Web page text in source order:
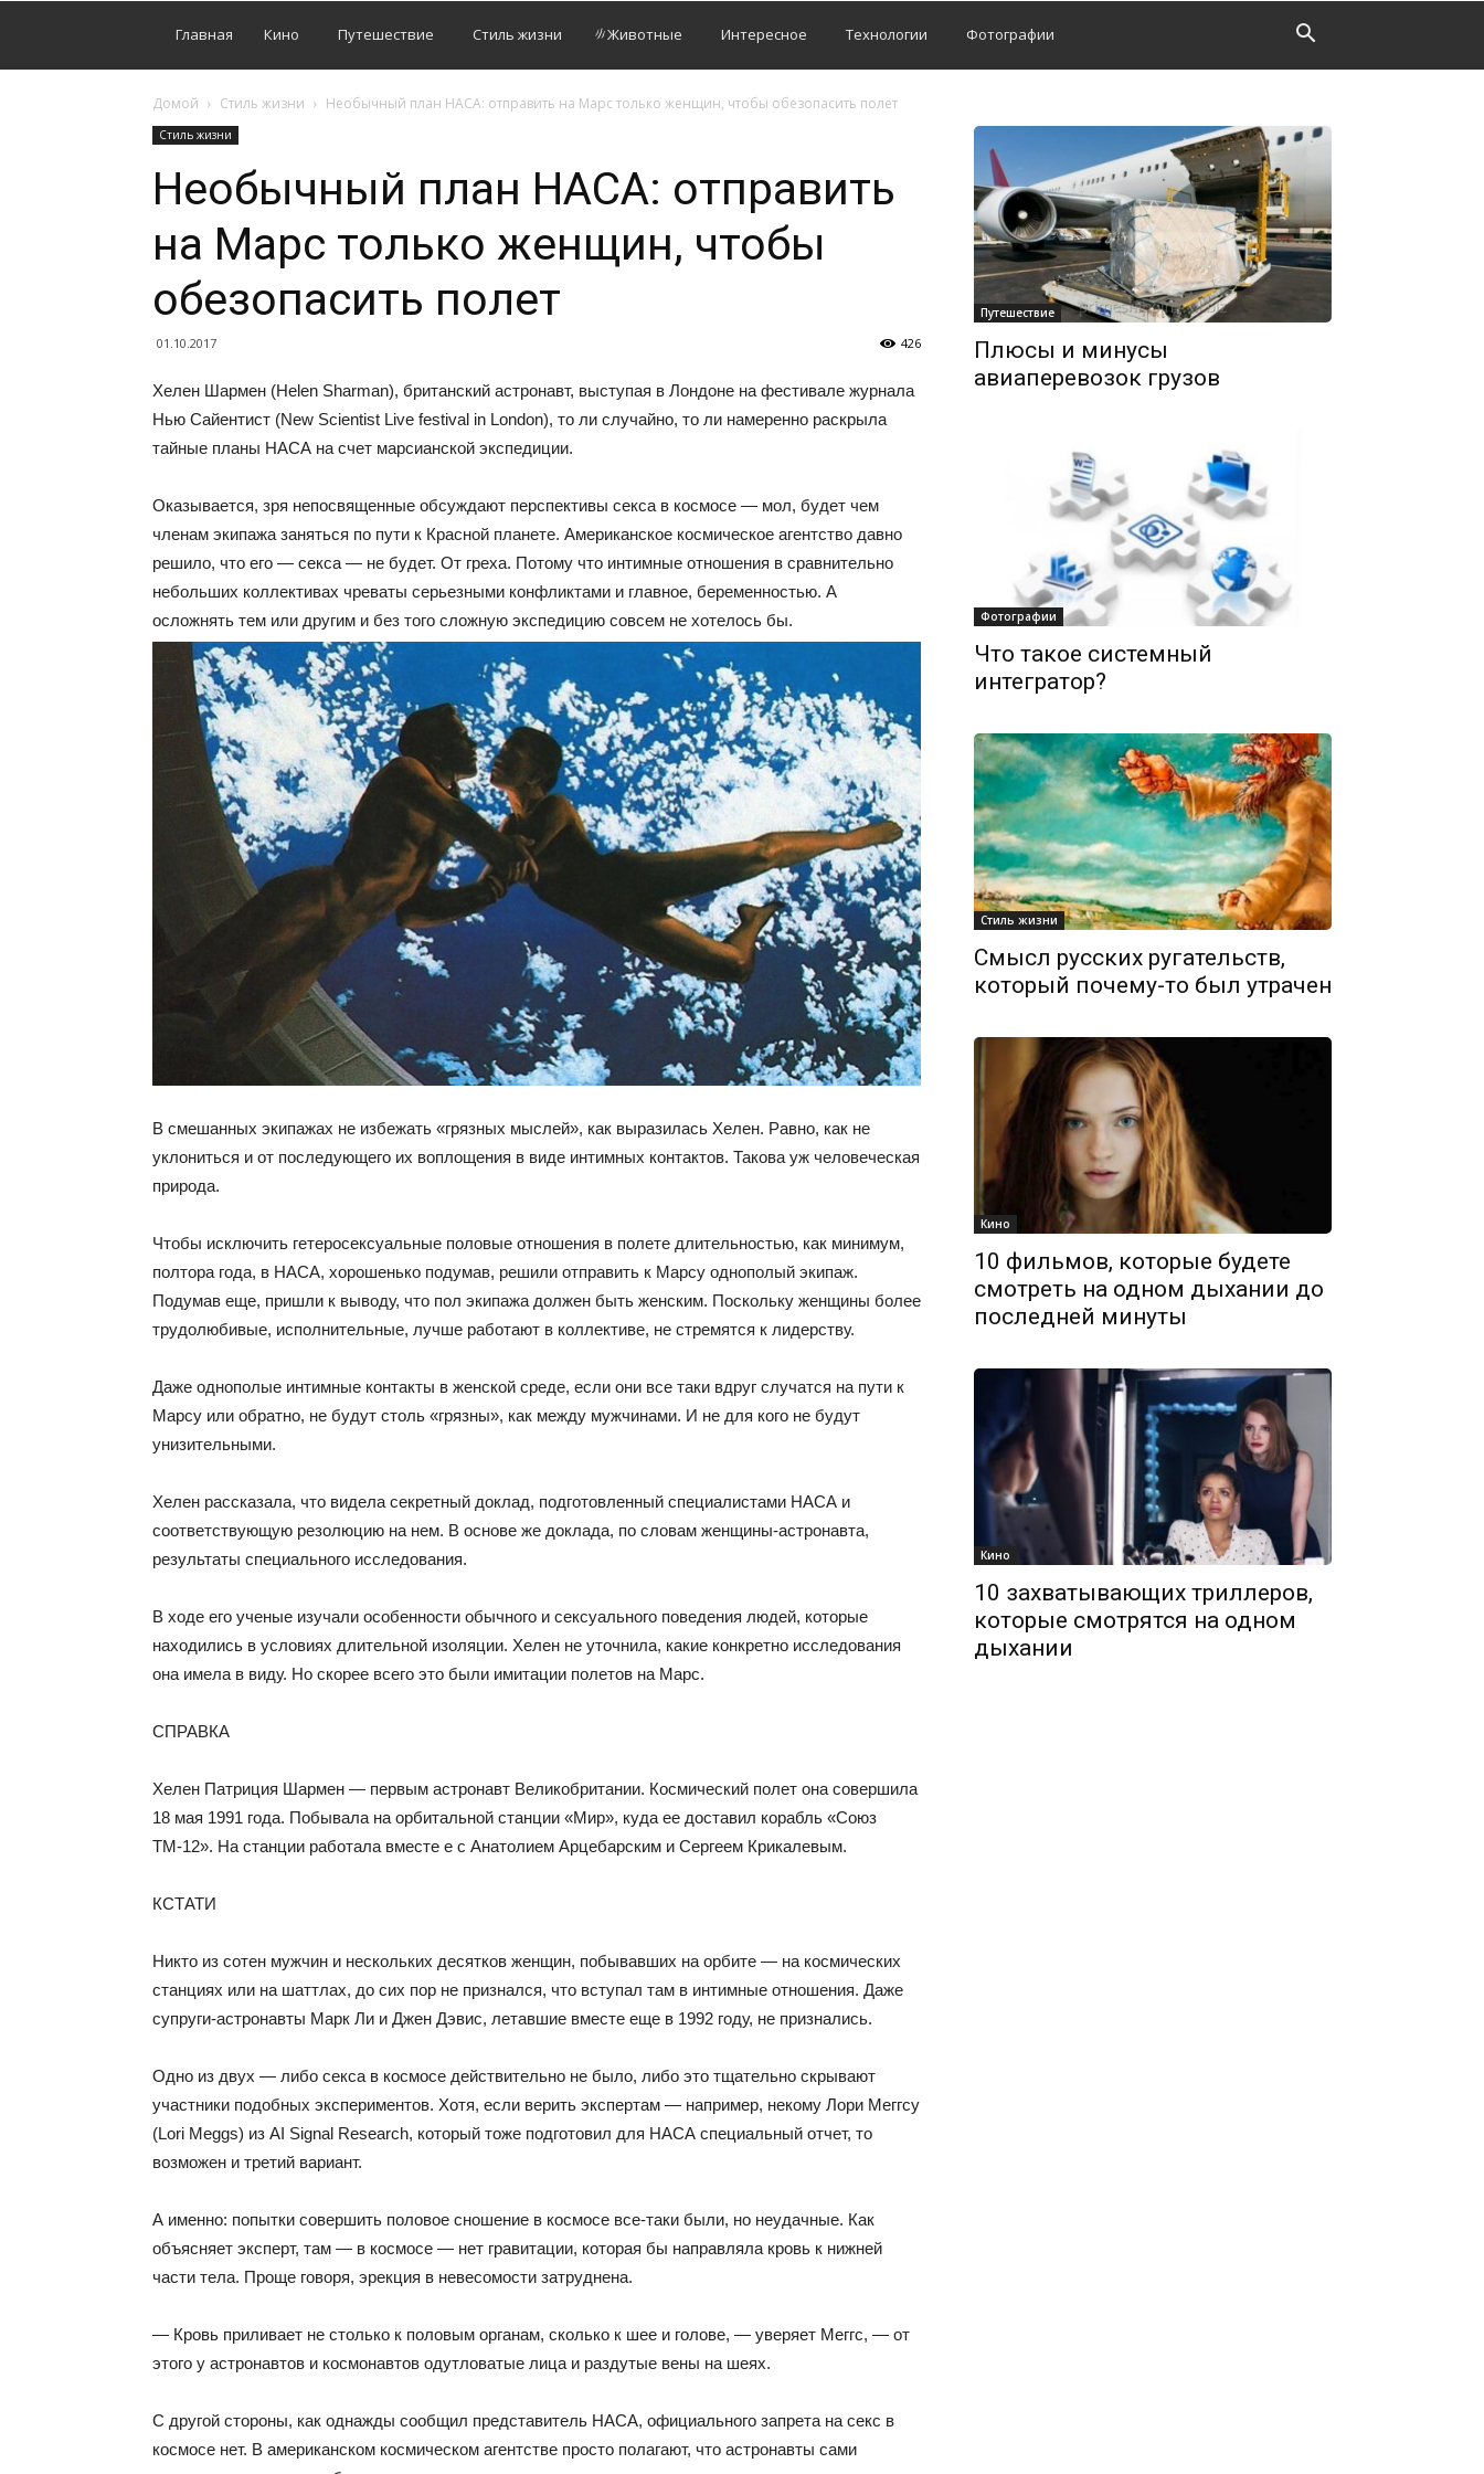
Главная Кино Путешествие Стиль жизни Животные Интересное Технологии Фотографии
Домой Стиль жизни Необычный план НАСА: отправить на Марс только женщин, чтобы обезопасить полет
Стиль жизни
Необычный план НАСА: отправить
на Марс только женщин, чтобы
обезопасить полет
01.10.2017 426
Хелен Шармен (Helen Sharman), британский астронавт, выступая в Лондоне на фестивале журнала
Нью Сайентист (New Scientist Live festival in London), то ли случайно, то ли намеренно раскрыла
тайные планы НАСА на счет марсианской экспедиции.
Оказывается, зря непосвященные обсуждают перспективы секса в космосе — мол, будет чем
членам экипажа заняться по пути к Красной планете. Американское космическое агентство давно
решило, что его — секса — не будет. От греха. Потому что интимные отношения в сравнительно
небольших коллективах чреваты серьезными конфликтами и главное, беременностью. А
осложнять тем или другим и без того сложную экспедицию совсем не хотелось бы.
В смешанных экипажах не избежать «грязных мыслей», как выразилась Хелен. Равно, как не
уклониться и от последующего их воплощения в виде интимных контактов. Такова уж человеческая
природа.
Чтобы исключить гетеросексуальные половые отношения в полете длительностью, как минимум,
полтора года, в НАСА, хорошенько подумав, решили отправить к Марсу однополый экипаж.
Подумав еще, пришли к выводу, что пол экипажа должен быть женским. Поскольку женщины более
трудолюбивые, исполнительные, лучше работают в коллективе, не стремятся к лидерству.
Даже однополые интимные контакты в женской среде, если они все таки вдруг случатся на пути к
Марсу или обратно, не будут столь «грязны», как между мужчинами. И не для кого не будут
унизительными.
Хелен рассказала, что видела секретный доклад, подготовленный специалистами НАСА и
соответствующую резолюцию на нем. В основе же доклада, по словам женщины-астронавта,
результаты специального исследования.
В ходе его ученые изучали особенности обычного и сексуального поведения людей, которые
находились в условиях длительной изоляции. Хелен не уточнила, какие конкретно исследования
она имела в виду. Но скорее всего это были имитации полетов на Марс.
СПРАВКА
Хелен Патриция Шармен — первым астронавт Великобритании. Космический полет она совершила
18 мая 1991 года. Побывала на орбитальной станции «Мир», куда ее доставил корабль «Союз
ТМ-12». На станции работала вместе е с Анатолием Арцебарским и Сергеем Крикалевым.
КСТАТИ
Никто из сотен мужчин и нескольких десятков женщин, побывавших на орбите — на космических
станциях или на шаттлах, до сих пор не признался, что вступал там в интимные отношения. Даже
супруги-астронавты Марк Ли и Джен Дэвис, летавшие вместе еще в 1992 году, не признались.
Одно из двух — либо секса в космосе действительно не было, либо это тщательно скрывают
участники подобных экспериментов. Хотя, если верить экспертам — например, некому Лори Меггсу
(Lori Meggs) из AI Signal Research, который тоже подготовил для НАСА специальный отчет, то
возможен и третий вариант.
А именно: попытки совершить половое сношение в космосе все-таки были, но неудачные. Как
объясняет эксперт, там — в космосе — нет гравитации, которая бы направляла кровь к нижней
части тела. Проще говоря, эрекция в невесомости затруднена.
— Кровь приливает не столько к половым органам, сколько к шее и голове, — уверяет Меггс, — от
этого у астронавтов и космонавтов одутловатые лица и раздутые вены на шеях.
С другой стороны, как однажды сообщил представитель НАСА, официального запрета на секс в
космосе нет. В американском космическом агентстве просто полагают, что астронавты сами
Путешествие
Плюсы и минусы
авиаперевозок грузов
Фотографии
Что такое системный
интегратор?
Стиль жизни
Смысл русских ругательств,
который почему-то был утрачен
Кино
10 фильмов, которые будете
смотреть на одном дыхании до
последней минуты
Кино
10 захватывающих триллеров,
которые смотрятся на одном
дыхании